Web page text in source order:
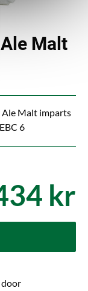
Malt
Malt imparts
6
kr